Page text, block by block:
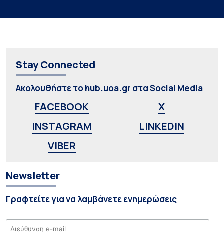
Stay Connected
Ακολουθήστε το hub.uoa.gr στα Social Media
FACEBOOK
X
INSTAGRAM
LINKEDIN
VIBER
Newsletter
Γραφτείτε για να λαμβάνετε ενημερώσεις